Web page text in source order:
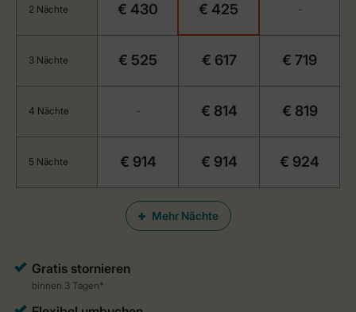
Mehr Nächte
2 Nächte € 430 € 425 -
3 Nächte € 525 € 617 € 719
4 Nächte - € 814 € 819
5 Nächte € 914 € 914 € 924